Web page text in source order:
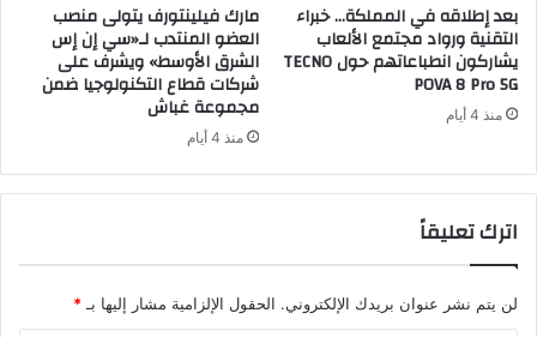
بعد إطلاقه في المملكة… خبراء
التقنية ورواد مجتمع الألعاب
يشاركون انطباعاتهم حول TECNO
POVA 8 Pro 5G
منذ 4 أيام
مارك فيلينتورف يتولى منصب
العضو المنتدب لـ«سي إن إس
الشرق الأوسط» ويشرف على
شركات قطاع التكنولوجيا ضمن
مجموعة غباش
منذ 4 أيام
اترك تعليقاً
لن يتم نشر عنوان بريدك الإلكتروني. الحقول الإلزامية مشار إليها بـ*